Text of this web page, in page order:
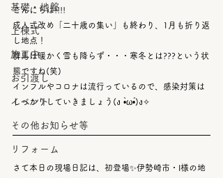
基礎・地盤
上棟式
施工中
お引渡し
イベント
その他お知らせ等
リフォーム
こんにちは!!!!
成人式改め「二十歳の集い」も終わり、1月も折り返
し地点！
群馬は暖かく雪も降らず・・・寒冬とは???という状
態ですね(笑)
インフルやコロナは流行っているので、感染対策は
しっかりしていきましょう(ง •̀ω•́)ง✧
さて本日の現場日記は、初登場✨伊勢崎市・I様の地